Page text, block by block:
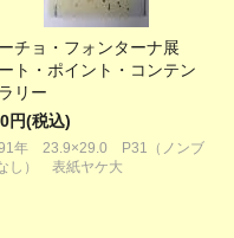
チョ・フォンターナ展
ト・ポイント・コンテン
リー
円(税込)
年 23.9×29.0 P31（ノンブ
し） 表紙ヤケ大